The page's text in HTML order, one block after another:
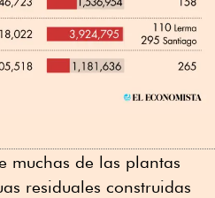
muchas de las plantas
residuales construidas